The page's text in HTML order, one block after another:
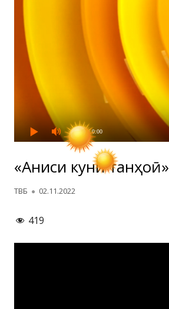
0:00 / 0:00
«Аниси кунҷи танҳоӣ»
Автор
ТВБ Опубликовано
02.11.2022
419